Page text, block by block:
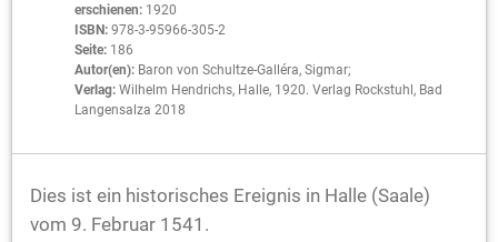
erschienen: 1920
ISBN: 978-3-95966-305-2
Seite: 186
Autor(en): Baron von Schultze-Galléra, Sigmar;
Verlag: Wilhelm Hendrichs, Halle, 1920. Verlag Rockstuhl, Bad
Langensalza 2018
Dies ist ein historisches Ereignis in Halle (Saale)
vom 9. Februar 1541.